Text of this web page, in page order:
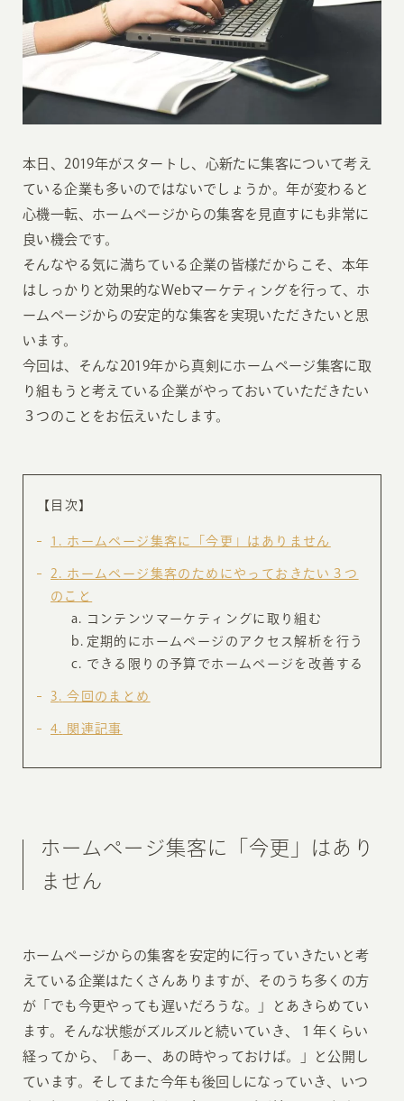
本日、2019年がスタートし、心新たに集客について考え
ている企業も多いのではないでしょうか。年が変わると
心機一転、ホームページからの集客を見直すにも非常に
良い機会です。
そんなやる気に満ちている企業の皆様だからこそ、本年
はしっかりと効果的なWebマーケティングを行って、ホ
ームページからの安定的な集客を実現いただきたいと思
います。
今回は、そんな2019年から真剣にホームページ集客に取
り組もうと考えている企業がやっておいていただきたい
３つのことをお伝えいたします。
【目次】
1 ホームページ集客に「今更」はありません
2
ホームページ集客のためにやっておきたい３つ
のこと
コンテンツマーケティングに取り組む
定期的にホームページのアクセス解析を行う
できる限りの予算でホームページを改善する
3 今回のまとめ
4 関連記事
ホームページ集客に「今更」はあり
ません
ホームページからの集客を安定的に行っていきたいと考
えている企業はたくさんありますが、そのうち多くの方
が「でも今更やっても遅いだろうな。」とあきらめてい
ます。そんな状態がズルズルと続いていき、１年くらい
経ってから、「あー、あの時やっておけば。」と公開し
ています。そしてまた今年も後回しになっていき、いつ